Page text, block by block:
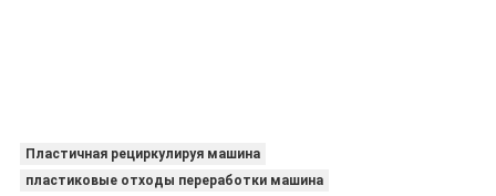
Пластичная рециркулируя машина
пластиковые отходы переработки машина